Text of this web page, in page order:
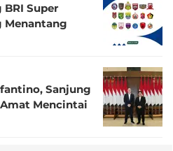
Super
Menantang
Sanjung
Mencintai